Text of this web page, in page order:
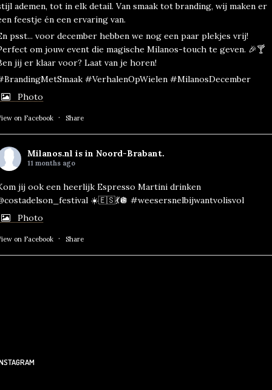
ademen, tot in elk detail. Van smaak tot branding, wij maken er
feestje én een ervaring van.
psst... voor december hebben we nog een paar plekjes vrij!
om jouw event die magische Milanos-touch te geven. 🎉🍸
jij er klaar voor? Laat van je horen!
#VerhalenOpWielen #MilanosDecember
Photo
on Facebook · Share
Milanos.nl is in Noord-Brabant.
11 months ago
jij ook een heerlijk Espresso Martini drinken
☀️🇪🇸💃🪩 #weesersnelbijwantvolisvol
Photo
on Facebook · Share